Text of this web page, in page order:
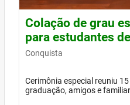
Colação de grau
para estudantes
Conquista
Cerimônia especial reuniu
graduação, amigos e